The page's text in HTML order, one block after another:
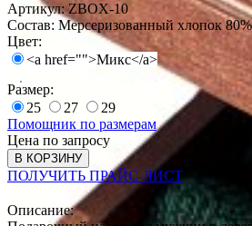
Артикул:ZBOX-10
Состав: Мерсеризованный хлопок
Цвет:
<a href="">Микс</a>
Размер:
25
27
29
Помощник по размерам
Цена по запросу
В КОРЗИНУ
ПОЛУЧИТЬ ПРАЙС-ЛИСТ
Описание: